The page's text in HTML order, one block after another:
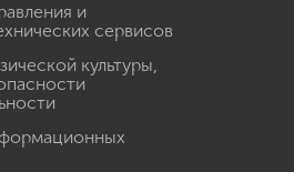
и
сервисов
культуры,